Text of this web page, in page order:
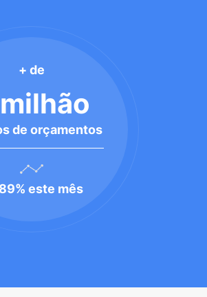
+ de
milhão
de orçamentos
este mês